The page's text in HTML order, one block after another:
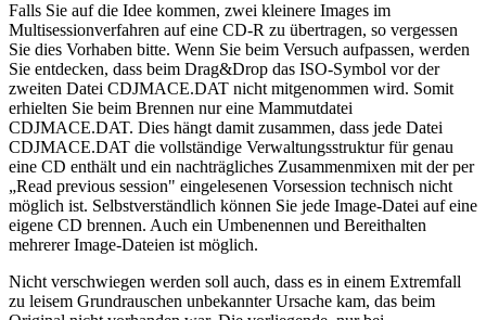
Falls Sie auf die Idee kommen, zwei kleinere Images im
Multisessionverfahren auf eine CD-R zu übertragen, so vergessen
Sie dies Vorhaben bitte. Wenn Sie beim Versuch aufpassen, werden
Sie entdecken, dass beim Drag&Drop das ISO-Symbol vor der
zweiten Datei CDJMACE.DAT nicht mitgenommen wird. Somit
erhielten Sie beim Brennen nur eine Mammutdatei
CDJMACE.DAT. Dies hängt damit zusammen, dass jede Datei
CDJMACE.DAT die vollständige Verwaltungsstruktur für genau
eine CD enthält und ein nachträgliches Zusammenmixen mit der per
„Read previous session" eingelesenen Vorsession technisch nicht
möglich ist. Selbstverständlich können Sie jede Image-Datei auf eine
eigene CD brennen. Auch ein Umbenennen und Bereithalten
mehrerer Image-Dateien ist möglich.
Nicht verschwiegen werden soll auch, dass es in einem Extremfall
zu leisem Grundrauschen unbekannter Ursache kam, das beim